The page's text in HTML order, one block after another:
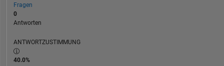
Fragen
0
Antworten
ANTWORTZUSTIMMUNG
40.0%